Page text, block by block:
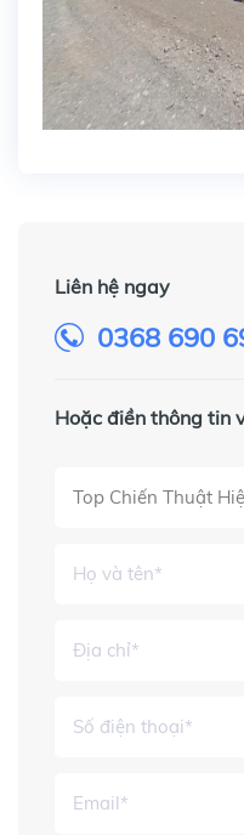
Liên hệ ngay
0368 690
Hoặc điền thông tin